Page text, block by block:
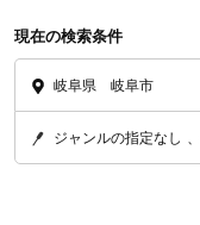
現在の検索条件
岐阜県 岐阜市
ジャンルの指定なし